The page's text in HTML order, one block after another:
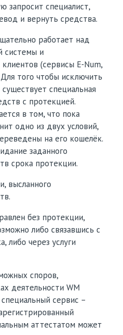
запросит специалист,
и вернуть средства.
работает над
системы и
(сервисы E-Num,
того чтобы исключить
специальная
с протекцией.
в том, что пока
одно из двух условий,
на его кошелёк.
заданного
срока протекции.
высланного
без протекции,
либо связавшись с
либо через услуги
споров,
деятельности WM
сервис –
аттестатом может